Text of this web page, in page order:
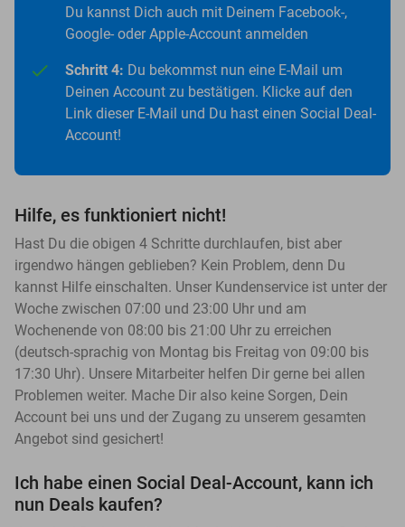
Du kannst Dich auch mit Deinem Facebook-,
Google- oder Apple-Account anmelden
Schritt 4: Du bekommst nun eine E-Mail um
Deinen Account zu bestätigen. Klicke auf den
Link dieser E-Mail und Du hast einen Social Deal-
Account!
Hilfe, es funktioniert nicht!
Hast Du die obigen 4 Schritte durchlaufen, bist aber
irgendwo hängen geblieben? Kein Problem, denn Du
kannst Hilfe einschalten. Unser Kundenservice ist unter der
Woche zwischen 07:00 und 23:00 Uhr und am
Wochenende von 08:00 bis 21:00 Uhr zu erreichen
(deutsch-sprachig von Montag bis Freitag von 09:00 bis
17:30 Uhr). Unsere Mitarbeiter helfen Dir gerne bei allen
Problemen weiter. Mache Dir also keine Sorgen, Dein
Account bei uns und der Zugang zu unserem gesamten
Angebot sind gesichert!
Ich habe einen Social Deal-Account, kann ich
nun Deals kaufen?